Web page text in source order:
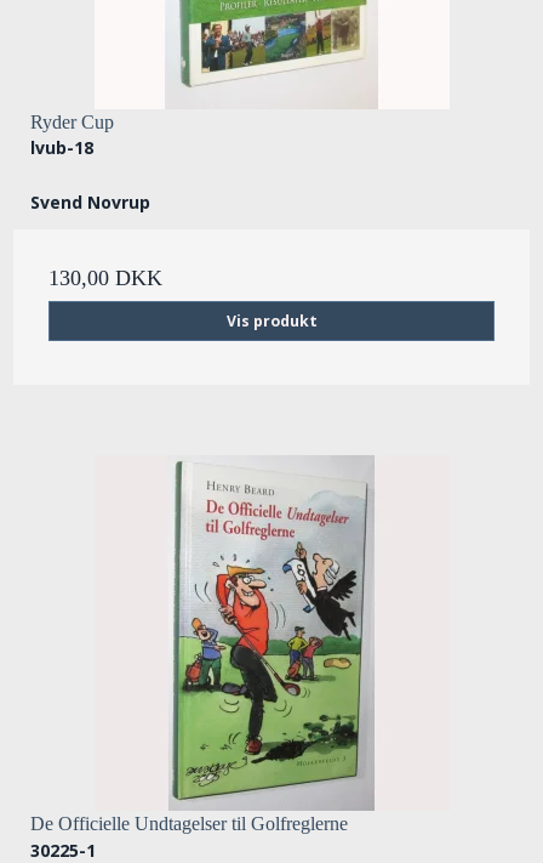
Ryder Cup
lvub-18
Svend Novrup
130,00 DKK
Vis produkt
De Officielle Undtagelser til Golfreglerne
30225-1